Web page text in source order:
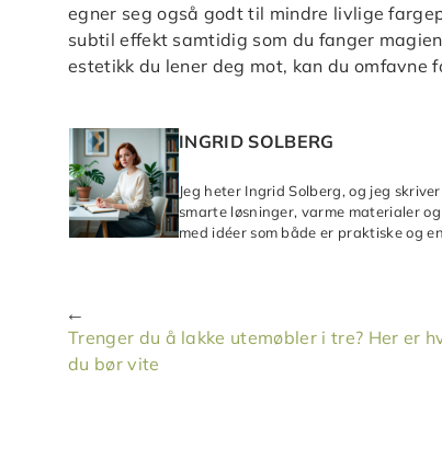
egner seg også godt til mindre livlige
subtil effekt samtidig som du fanger
estetikk du lener deg mot, kan du omfavne
INGRID SOLBERG
Jeg heter Ingrid Solberg, og jeg
smarte løsninger, varme materialer
med idéer som både er praktiske og
Trenger du å lakke utemøbler i tre? Her er
du bør vite